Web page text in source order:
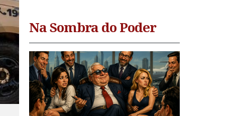
Na Sombra do Poder